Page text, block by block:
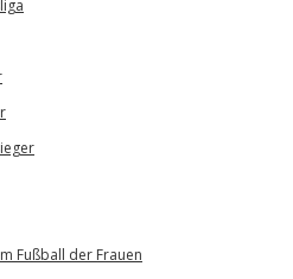
Fußball der Frauen